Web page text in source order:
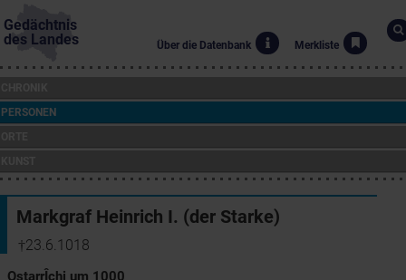
Gedächtnis
des Landes
Über die Datenbank Merkliste
PERSONEN
Markgraf Heinrich I. (der Starke)
†23.6.1018
OstarrÎchi um 1000